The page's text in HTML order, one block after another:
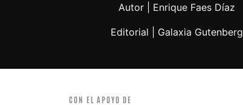
Autor | Enrique Faes Díaz
Editorial | Galaxia Gutenberg
CON EL APOYO DE